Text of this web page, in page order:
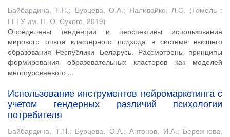
Байбардина, Т.Н.; Бурцева, О.А.; Наливайко, Л.С. (Гомель :
ГГТУ им. П. О. Сухого, 2019)
Определены тенденции и перспективы использования
мирового опыта кластерного подхода в системе высшего
образования Республики Беларусь. Рассмотрены принципы
формирования образовательных кластеров как моделей
многоуровневого ...
Использование инструментов нейромаркетинга с
учетом гендерных различий психологии
потребителя
Байбардина, Т.Н.; Бурцева, О.А.; Антонов, И.А.; Бережнова,